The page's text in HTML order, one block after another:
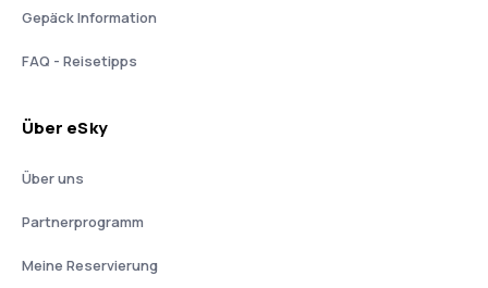
Gepäck Information
FAQ - Reisetipps
Über eSky
Über uns
Partnerprogramm
Meine Reservierung